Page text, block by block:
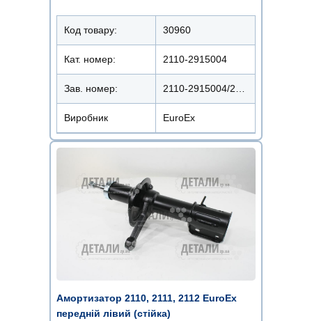
Код товару: 30960
Кат. номер: 2110-2915004
Зав. номер: 2110-2915004/22110-1011
Виробник EuroEx
Амортизатор 2110, 2111, 2112 EuroEx
передній лівий (стійка)